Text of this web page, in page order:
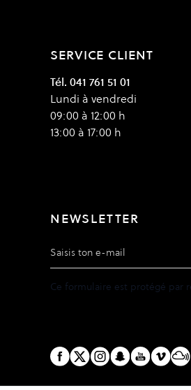
SERVICE CLIENT
Tél. 041 761 51 01
Lundi à vendredi
09:00 à 12:00 h
13:00 à 17:00 h
NEWSLETTER
Adresse e-mail
Ce formulaire est protégé par